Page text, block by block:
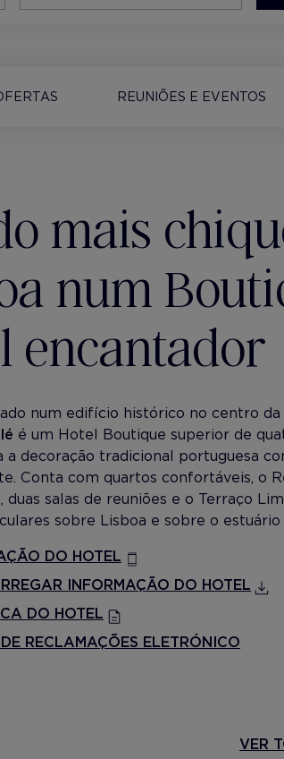
REUNIÕES E EVENTOS
mais
num
encantador
num edifício histórico no centro da
é um Hotel Boutique superior de
a decoração tradicional portuguesa
Conta com quartos confortáveis, o
duas salas de reuniões e o Terraço
sobre Lisboa e sobre o estuário
DO HOTEL
INFORMAÇÃO DO HOTEL
DO HOTEL
RECLAMAÇÕES ELETRÓNICO
VER